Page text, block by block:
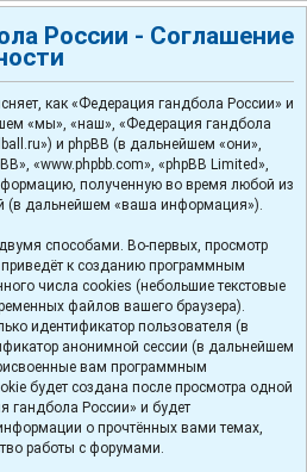
России - Соглашение
как «Федерация гандбола России» и
«мы», «наш», «Федерация гандбола
и phpBB (в дальнейшем «они»,
«www.phpbb.com», «phpBB Limited»,
полученную во время любой из
(в дальнейшем «ваша информация»).
способами. Во-первых, просмотр
к созданию программным
числа cookies (небольшие текстовые
файлов вашего браузера).
идентификатор пользователя (в
анонимной сессии (в дальнейшем
вам программным
будет создана после просмотра одной
гандбола России» и будет
о прочтённых вами темах,
работы с форумами.